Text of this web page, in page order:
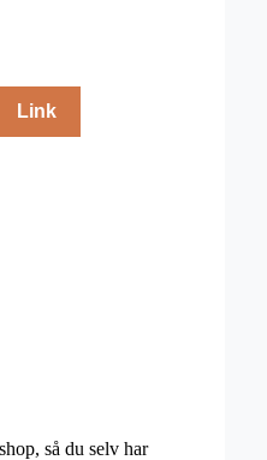
Link
så du selv har